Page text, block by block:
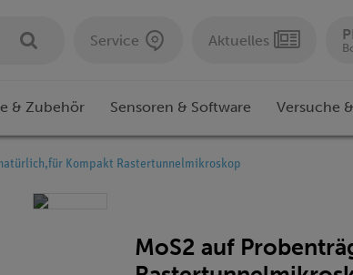
Service Aktuelles
& Zubehör Sensoren & Software Versuche
Kompakt Rastertunnelmikroskop
MoS2 auf